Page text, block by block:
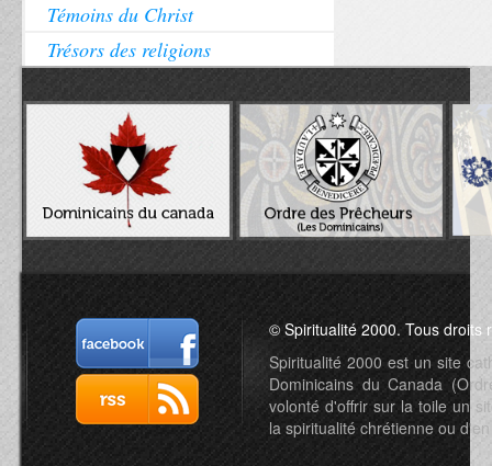
Témoins du Christ
Trésors des religions
© Spiritualité 2000. Tous droits
Spiritualité 2000 est un site
Dominicains du Canada
volonté d'offrir sur la toile un
la spiritualité chrétienne ou